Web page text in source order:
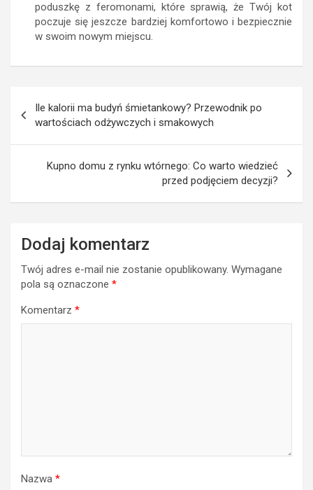
poduszkę z feromonami, które sprawią, że Twój kot
poczuje się jeszcze bardziej komfortowo i bezpiecznie
w swoim nowym miejscu.
wpisu
Ile kalorii ma budyń śmietankowy? Przewodnik po
wartościach odżywczych i smakowych
Kupno domu z rynku wtórnego: Co warto wiedzieć
przed podjęciem decyzji?
Dodaj komentarz
Twój adres e-mail nie zostanie opublikowany. Wymagane
pola są oznaczone *
Komentarz *
Nazwa *